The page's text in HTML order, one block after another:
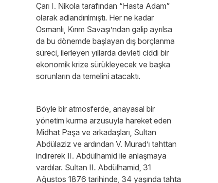
Çarı I. Nikola tarafından “Hasta Adam”
olarak adlandırılmıştı. Her ne kadar
Osmanlı, Kırım Savaşı’ndan galip ayrılsa
da bu dönemde başlayan dış borçlanma
süreci, ilerleyen yıllarda devleti ciddi bir
ekonomik krize sürükleyecek ve başka
sorunların da temelini atacaktı.
Böyle bir atmosferde, anayasal bir
yönetim kurma arzusuyla hareket eden
Midhat Paşa ve arkadaşları, Sultan
Abdülaziz ve ardından V. Murad’ı tahttan
indirerek II. Abdülhamid ile anlaşmaya
vardılar. Sultan II. Abdülhamid, 31
Ağustos 1876 tarihinde, 34 yaşında tahta